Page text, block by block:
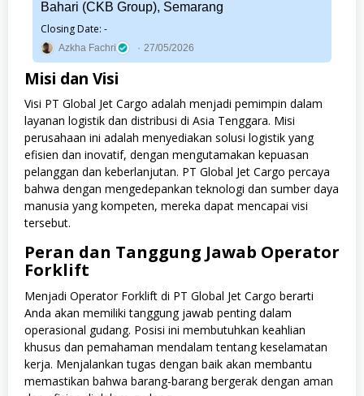
Bahari (CKB Group), Semarang
Closing Date: -
Azkha Fachri 27/05/2026
Misi dan Visi
Visi PT Global Jet Cargo adalah menjadi pemimpin dalam
layanan logistik dan distribusi di Asia Tenggara. Misi
perusahaan ini adalah menyediakan solusi logistik yang
efisien dan inovatif, dengan mengutamakan kepuasan
pelanggan dan keberlanjutan. PT Global Jet Cargo percaya
bahwa dengan mengedepankan teknologi dan sumber daya
manusia yang kompeten, mereka dapat mencapai visi
tersebut.
Peran dan Tanggung Jawab Operator
Forklift
Menjadi Operator Forklift di PT Global Jet Cargo berarti
Anda akan memiliki tanggung jawab penting dalam
operasional gudang. Posisi ini membutuhkan keahlian
khusus dan pemahaman mendalam tentang keselamatan
kerja. Menjalankan tugas dengan baik akan membantu
memastikan bahwa barang-barang bergerak dengan aman